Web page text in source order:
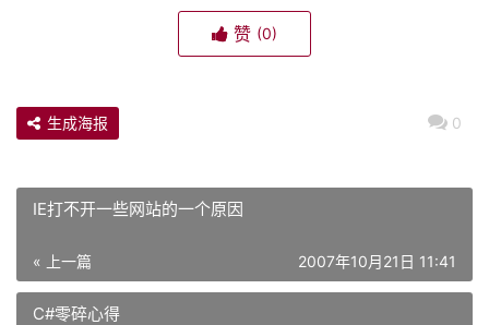
赞 (0)
0
生成海报
IE打不开一些网站的一个原因
« 上一篇 2007年10月21日 11:41
C#零碎心得